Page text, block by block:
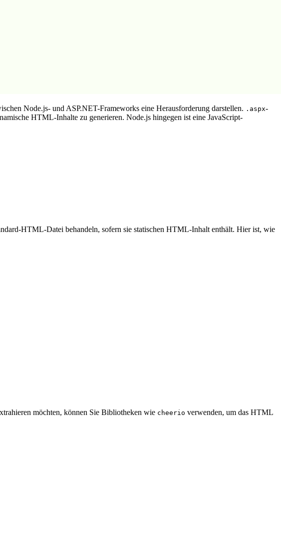
Node.js- und ASP.NET-Frameworks eine Herausforderung darstellen. .aspx-
HTML-Inhalte zu generieren. Node.js hingegen ist eine JavaScript-
HTML-Datei behandeln, sofern sie statischen HTML-Inhalt enthält. Hier ist, wie
möchten, können Sie Bibliotheken wie cheerio verwenden, um das HTML